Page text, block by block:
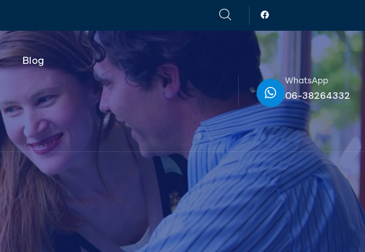
Blog
WhatsApp
06-38264332